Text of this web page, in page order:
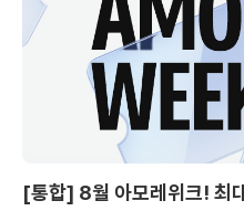
[통합] 8월 아모레위크! 최